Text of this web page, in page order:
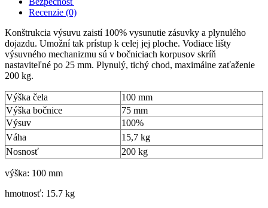
Recenzie (0)
Konštrukcia výsuvu zaistí 100% vysunutie zásuvky a plynulého
dojazdu. Umožní tak prístup k celej jej ploche. Vodiace lišty
výsuvného mechanizmu sú v bočniciach korpusov skríň
nastaviteľné po 25 mm. Plynulý, tichý chod, maximálne zaťaženie
200 kg.
Výška čela
100 mm
Výška bočnice
75 mm
Výsuv
100%
Váha
15,7 kg
Nosnosť
200 kg
výška: 100 mm
hmotnosť: 15.7 kg